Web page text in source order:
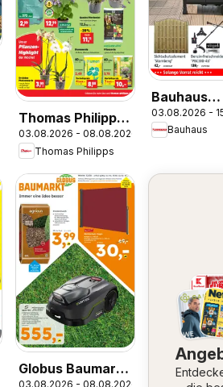
Thomas Philipps
Prospekt
03.08.2026 - 08.08.2026
Thomas Philipps
Bauhaus
Prospekt
03.08.2026 -
Bauhaus
Globus Baumarkt
03.08.2026 - 08.08.2026